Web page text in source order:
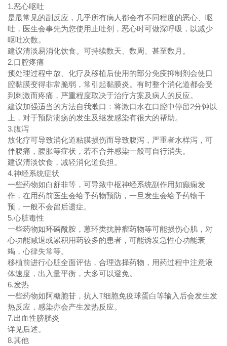
1.恶心呕吐
是最常见的副反应，几乎所有病人都会有不同程度的恶心、呕
吐，医生会事先为您使用止吐剂，恶心时可做深呼吸，以减少
呕吐次数。
建议清淡易消化饮食。可持续数天、数周、甚至数月。
2.口腔疼痛
预处理过程中放、化疗及移植后使用的部分免疫抑制剂会使口
腔黏膜变得非常脆弱，常引起黏膜炎。有时整个消化道都会受
到刺激而疼痛，严重程度取决于治疗方案及病人的反应。
建议加强适当的方法自我漱口：将漱口水在口腔中停留2分钟以
上，对于预防溃疡的发生及继发感染有很大的帮助。
3.腹泻
放化疗可导致消化道粘膜损伤而导致腹泻，严重者水样泻，可
伴腹痛，腹胀等症状，若不合并感染一般可自行消失。
建议清淡饮食，减轻消化道负担。
4.神经系统症状
一些药物如白舒非等，可导致中枢神经系统副作用如癫痫发
作，在用药前医生会给予药物预防，一旦发生会给予药物干
预，一般不会留后遗症。
5.心脏毒性
一些药物如环磷酰胺，蒽环类抗肿瘤药物等可能损伤心肌，对
心功能减退或累积用药较多的患者，可能诱发急性心功能衰
竭，心律失常等。
移植前进行心脏全面评估，合理选择药物，用药过程中注意液
体速度，出入量平衡，大多可以避免。
6.发热
一些药物如阿糖胞苷，抗人T细胞免疫球蛋白等输入后会发生发
热反应，感染亦会产生发热反应。
7.出血性膀胱炎
详见后述。
8.其他